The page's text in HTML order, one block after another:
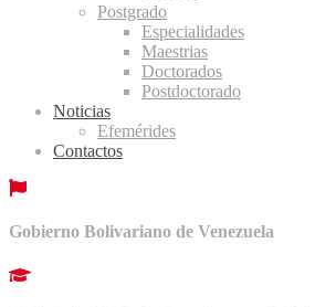
Postgrado
Especialidades
Maestrias
Doctorados
Postdoctorado
Noticias
Efemérides
Contactos
Gobierno Bolivariano de Venezuela